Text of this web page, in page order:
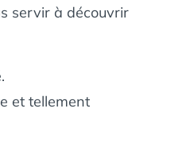
servir à découvrir
et tellement